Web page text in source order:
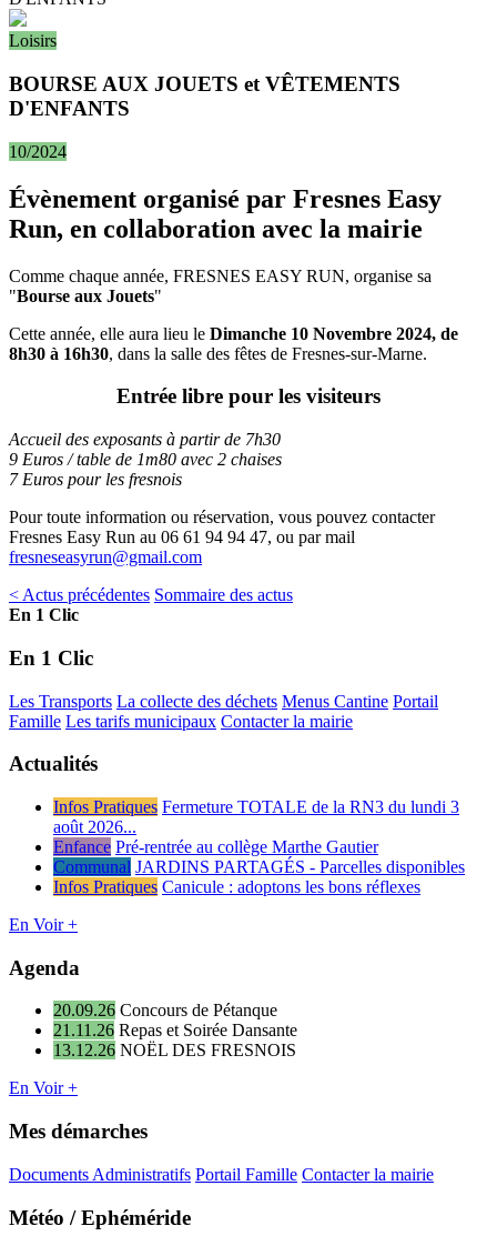
Loisirs
BOURSE AUX JOUETS et VÊTEMENTS
D'ENFANTS
10/2024
Évènement organisé par Fresnes Easy
Run, en collaboration avec la mairie
Comme chaque année, FRESNES EASY RUN, organise sa
"Bourse aux Jouets"
Cette année, elle aura lieu le Dimanche 10 Novembre 2024, de
8h30 à 16h30, dans la salle des fêtes de Fresnes-sur-Marne.
Entrée libre pour les visiteurs
Accueil des exposants à partir de 7h30
9 Euros / table de 1m80 avec 2 chaises
7 Euros pour les fresnois
Pour toute information ou réservation, vous pouvez contacter
Fresnes Easy Run au 06 61 94 94 47, ou par mail
fresneseasyrun@gmail.com
< Actus précédentes Sommaire des actus
En 1 Clic
En 1 Clic
Les Transports La collecte des déchets Menus Cantine Portail
Famille Les tarifs municipaux Contacter la mairie
Actualités
Infos Pratiques Fermeture TOTALE de la RN3 du lundi 3
août 2026...
Enfance Pré-rentrée au collège Marthe Gautier
Communal JARDINS PARTAGÉS - Parcelles disponibles
Infos Pratiques Canicule : adoptons les bons réflexes
En Voir +
Agenda
20.09.26 Concours de Pétanque
21.11.26 Repas et Soirée Dansante
13.12.26 NOËL DES FRESNOIS
En Voir +
Mes démarches
Documents Administratifs Portail Famille Contacter la mairie
Météo / Ephéméride